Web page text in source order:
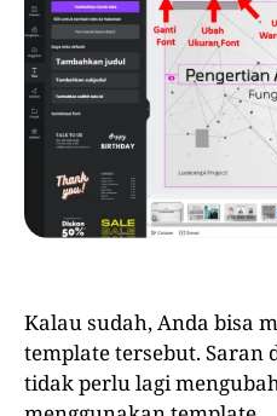
Kalau sudah, Anda bisa
template tersebut. Saran
tidak perlu lagi